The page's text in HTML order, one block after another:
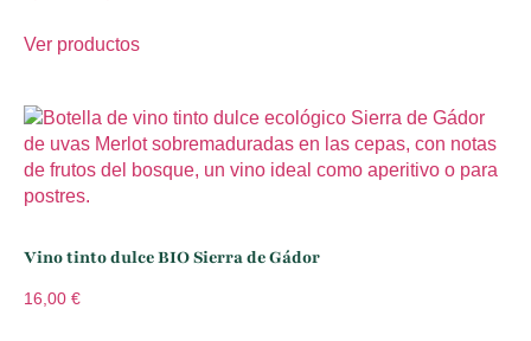
Ver productos
Vino tinto dulce BIO Sierra de Gádor
16,00 €